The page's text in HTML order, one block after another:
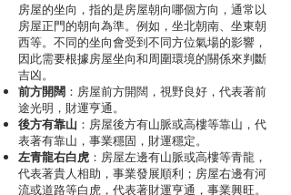
房屋的坐向，指的是房屋朝向哪個方向，通常以
房屋正門的朝向為準。例如，坐北朝南、坐東朝
西等。不同的坐向會受到不同方位氣場的影響，
因此需要根據房屋坐向和周圍環境的關係來判斷
吉凶。
前方開闊 ：房屋前方開闊，視野良好，代表著前
途光明，財運亨通。
後方有靠山 ：房屋後方有山脈或高樓等靠山，代
表著有靠山，事業穩固，財運穩定。
左青龍右白虎 ：房屋左邊有山脈或高樓等青龍，
代表著貴人相助，事業發展順利；房屋右邊有河
流或道路等白虎，代表著財運亨通，事業興旺。